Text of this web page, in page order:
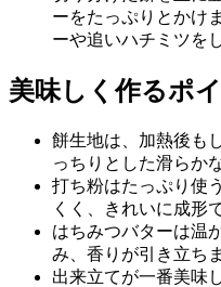
ーをたっぷりとかけ
ーや追いハチミツを
美味しく作るポ
餅生地は、加熱後も
っちりとした滑らか
打ち粉はたっぷり使
くく、きれいに成形
はちみつバターは温
み、香りが引き立ち
出来立てが一番美味